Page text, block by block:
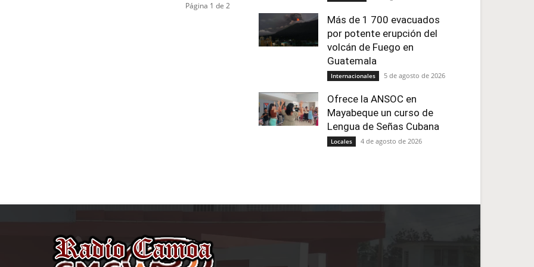
Página 1 de 2
Más de 1 700 evacuados
por potente erupción del
volcán de Fuego en
Guatemala
Internacionales 5 de agosto de 2026
Ofrece la ANSOC en
Mayabeque un curso de
Lengua de Señas Cubana
Locales 4 de agosto de 2026